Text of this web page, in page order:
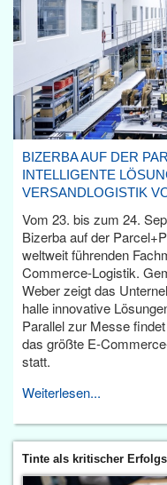
BIZERBA AUF DER
INTELLIGENTE
VERSANDLOGISTIK
Vom 23. bis zum 24.
Bizerba auf der
weltweit führenden
Commerce-Logistik.
Weber zeigt das
halle innovative
Parallel zur Messe
das größte E-
statt.
Weiterlesen...
Tinte als kritischer